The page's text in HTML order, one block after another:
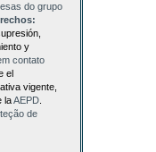
do grupo
y
contato
el
vigente,
laAEPD
de